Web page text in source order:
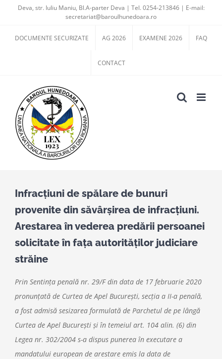
content
Deva, str. Iuliu Maniu, Bl.A-parter Deva | Tel. 0254-213846 | E-mail:
secretariat@baroulhunedoara.ro
DOCUMENTE SECURIZATE AG 2026 EXAMENE 2026 FAQ
CONTACT
Infracţiuni de spălare de bunuri
provenite din săvârşirea de infracţiuni.
Arestarea în vederea predării persoanei
solicitate în faţa autorităţilor judiciare
străine
Prin Sentinţa penală nr. 29/F din data de 17 februarie 2020
pronunţată de Curtea de Apel Bucureşti, secţia a II-a penală,
a fost admisă sesizarea formulată de Parchetul de pe lângă
Curtea de Apel Bucureşti şi în temeiul art. 104 alin. (6) din
Legea nr. 302/2004 s-a dispus punerea în executare a
mandatului european de arestare emis la data de